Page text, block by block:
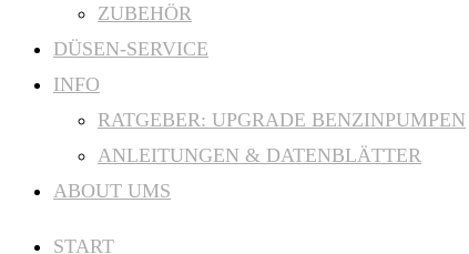
ZUBEHÖR
DÜSEN-SERVICE
INFO
RATGEBER: UPGRADE BENZINPUMPEN
ANLEITUNGEN & DATENBLÄTTER
ABOUT UMS
START